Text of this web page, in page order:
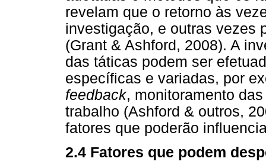
revelam que o retorno às
investigação, e outras vezes
(Grant & Ashford, 2008). A
das táticas podem ser
específicas e variadas, por
feedback, monitoramento
trabalho (Ashford & outros,
fatores que poderão
2.4 Fatores que podem